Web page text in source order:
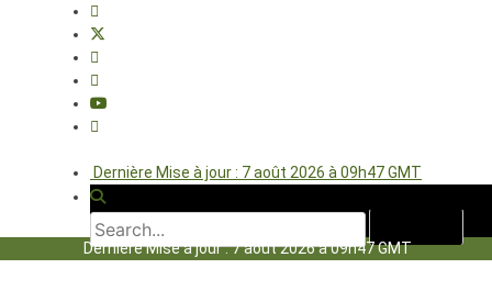
Dernière Mise à jour : 7 août 2026 à 09h47 GMT
Dernière Mise à jour : 7 août 2026 à 09h47 GMT